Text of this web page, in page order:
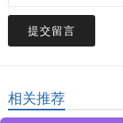
提交留言
相关推荐